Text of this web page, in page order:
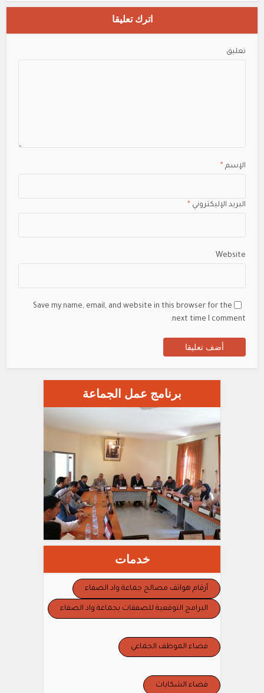
اترك تعليقا
تعليق
الإسم *
البريد الإليكتروني *
Website
Save my name, email, and website in this browser for the
next time I comment.
برنامج عمل الجماعة
خدمات
أرقام هواتف مصالح جماعة واد الصفاء
البرامج التوقعية للصفقات بجماعة واد الصفاء
فضاء الموظف الجماعي
فضاء الشكايات